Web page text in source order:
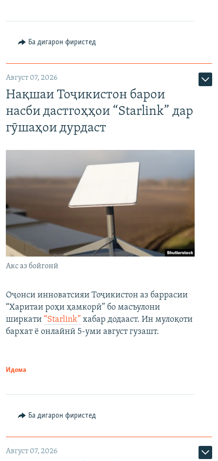
Ба дигарон фиристед
Август 07, 2026
Нақшаи Тоҷикистон барои
насби дастгоҳҳои “Starlink” дар
гӯшаҳои дурдаст
Акс аз бойгонӣ
Оҷонси инноватсияи Тоҷикистон аз баррасии
“Харитаи роҳи ҳамкорӣ” бо масъулони
ширкати “Starlink” хабар додааст. Ин мулоқоти
бархат ё онлайнӣ 5-уми август гузашт.
Идома
Ба дигарон фиристед
Август 07, 2026